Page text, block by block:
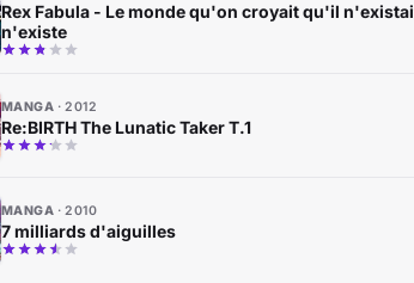
Rex Fabula - Le monde qu'on croyait qu'il
n'existe
MANGA 2012
Re:BIRTH The Lunatic Taker T.1
MANGA 2010
7 milliards d'aiguilles